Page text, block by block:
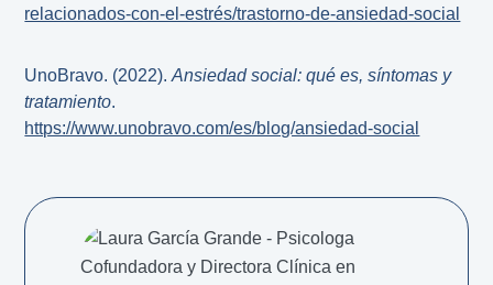
relacionados-con-el-estrés/trastorno-de-ansiedad-social
UnoBravo. (2022).Ansiedad social: qué es, síntomas y
tratamiento.
https://www.unobravo.com/es/blog/ansiedad-social